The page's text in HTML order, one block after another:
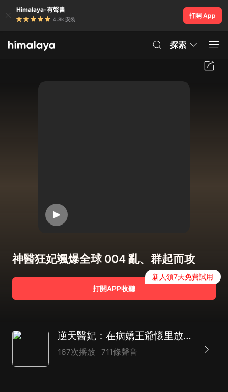
Himalaya-有聲書
4.8k 安裝
打開 App
探索
神醫狂妃颯爆全球 004 亂、群起而攻
打開APP收聽
新人領7天免費試用
逆天醫妃：在病嬌王爺懷里放肆貪歡|【多播】雙強+甜寵+權謀
167次播放 711條聲音